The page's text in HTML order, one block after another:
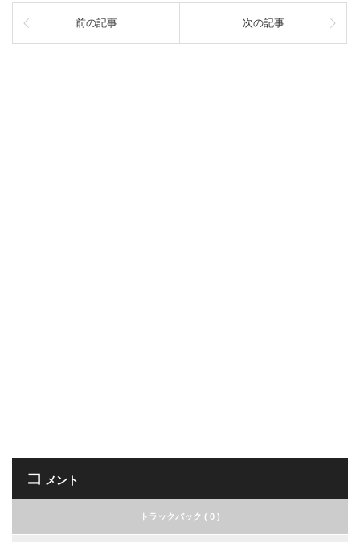
前の記事 次の記事
コ メント
トラックバック ( 0 )